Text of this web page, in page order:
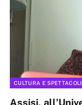
CULTURA E SPETTACOLI
Assisi,